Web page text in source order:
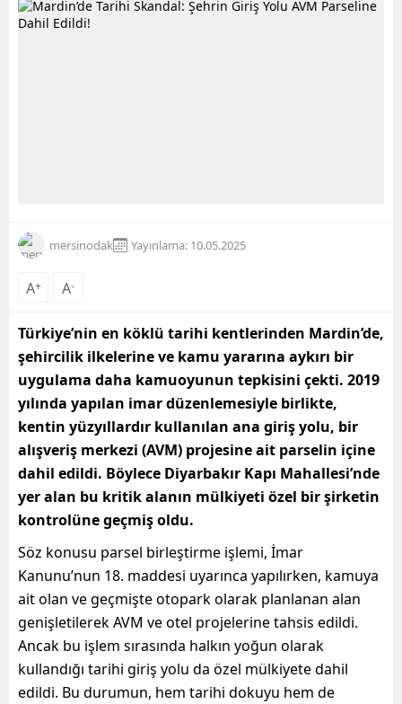
mersinodak Yayınlama: 10.05.2025
A+ A-
Türkiye’nin en köklü tarihi kentlerinden Mardin’de,
şehircilik ilkelerine ve kamu yararına aykırı bir
uygulama daha kamuoyunun tepkisini çekti. 2019
yılında yapılan imar düzenlemesiyle birlikte,
kentin yüzyıllardır kullanılan ana giriş yolu, bir
alışveriş merkezi (AVM) projesine ait parselin içine
dahil edildi. Böylece Diyarbakır Kapı Mahallesi’nde
yer alan bu kritik alanın mülkiyeti özel bir şirketin
kontrolüne geçmiş oldu.
Söz konusu parsel birleştirme işlemi, İmar
Kanunu’nun 18. maddesi uyarınca yapılırken, kamuya
ait olan ve geçmişte otopark olarak planlanan alan
genişletilerek AVM ve otel projelerine tahsis edildi.
Ancak bu işlem sırasında halkın yoğun olarak
kullandığı tarihi giriş yolu da özel mülkiyete dahil
edildi. Bu durumun, hem tarihi dokuyu hem de